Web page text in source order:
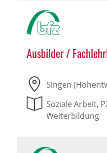
Ausbilder /
Singen
Soziale Arbeit,
Weiterbildung